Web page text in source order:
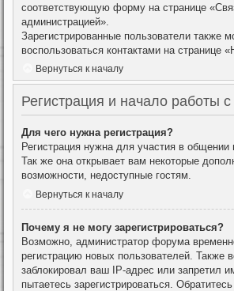
соответствующую форму на странице
администрацией».
Зарегистрированные пользователи также
воспользоваться контактами на странице
Вернуться к началу
Регистрация и начало работы
Для чего нужна регистрация?
Регистрация нужна для участия в
Так же она открывает вам некоторые
возможности, недоступные гостям.
Вернуться к началу
Почему я не могу зарегистрироваться?
Возможно, администратор форума
регистрацию новых пользователей. Также
заблокировал ваш IP-адрес или запретил
пытаетесь зарегистрироваться.